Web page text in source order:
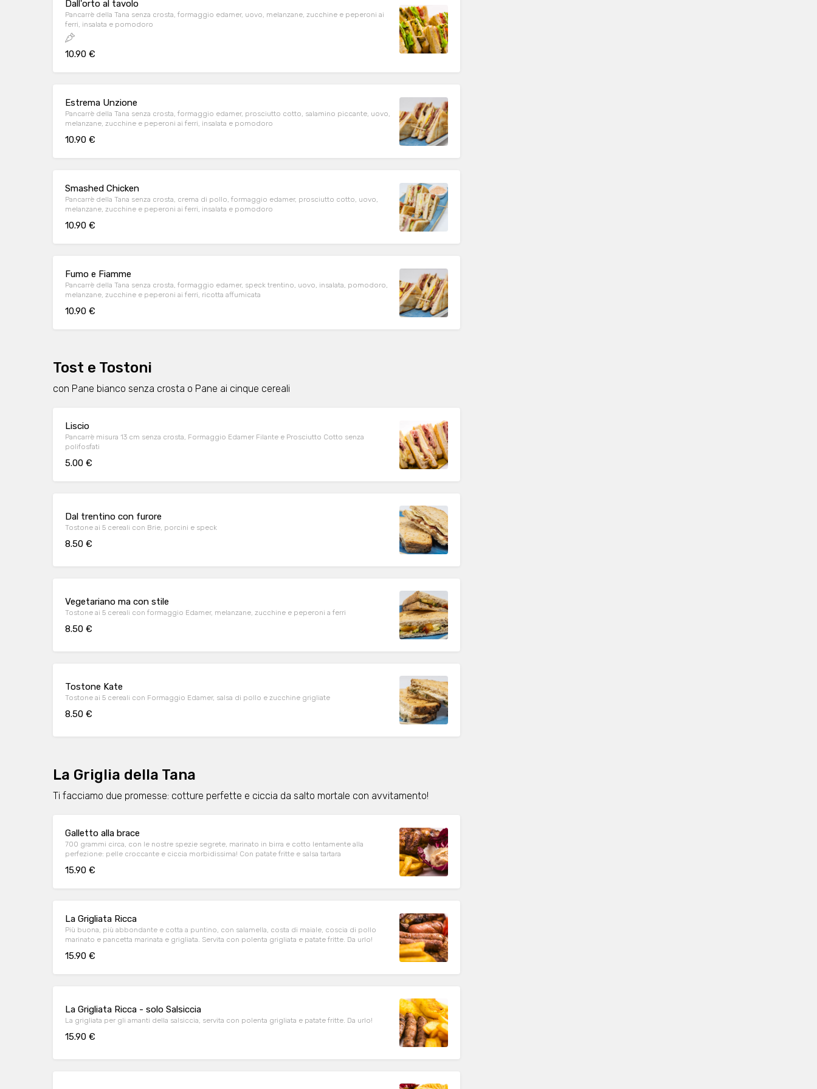
Dall'orto al tavolo
Pancarrè della Tana senza crosta, formaggio edamer, uovo, melanzane, zucchine e peperoni ai
ferri, insalata e pomodoro
10.90 €
Estrema Unzione
Pancarrè della Tana senza crosta, formaggio edamer, prosciutto cotto, salamino piccante, uovo,
melanzane, zucchine e peperoni ai ferri, insalata e pomodoro
10.90 €
Smashed Chicken
Pancarrè della Tana senza crosta, crema di pollo, formaggio edamer, prosciutto cotto, uovo,
melanzane, zucchine e peperoni ai ferri, insalata e pomodoro
10.90 €
Fumo e Fiamme
Pancarrè della Tana senza crosta, formaggio edamer, speck trentino, uovo, insalata, pomodoro,
melanzane, zucchine e peperoni ai ferri, ricotta affumicata
10.90 €
Tost e Tostoni
con Pane bianco senza crosta o Pane ai cinque cereali
Liscio
Pancarrè misura 13 cm senza crosta, Formaggio Edamer Filante e Prosciutto Cotto senza
polifosfati
5.00 €
Dal trentino con furore
Tostone ai 5 cereali con Brie, porcini e speck
8.50 €
Vegetariano ma con stile
Tostone ai 5 cereali con formaggio Edamer, melanzane, zucchine e peperoni a ferri
8.50 €
Tostone Kate
Tostone ai 5 cereali con Formaggio Edamer, salsa di pollo e zucchine grigliate
8.50 €
La Griglia della Tana
Ti facciamo due promesse: cotture perfette e ciccia da salto mortale con avvitamento!
Galletto alla brace
700 grammi circa, con le nostre spezie segrete, marinato in birra e cotto lentamente alla
perfezione: pelle croccante e ciccia morbidissima! Con patate fritte e salsa tartara
15.90 €
La Grigliata Ricca
Più buona, più abbondante e cotta a puntino, con salamella, costa di maiale, coscia di pollo
marinato e pancetta marinata e grigliata. Servita con polenta grigliata e patate fritte. Da urlo!
15.90 €
La Grigliata Ricca - solo Salsiccia
La grigliata per gli amanti della salsiccia, servita con polenta grigliata e patate fritte. Da urlo!
15.90 €